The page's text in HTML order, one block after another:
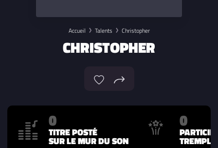
Accueil Talents Christopher
CHRISTOPHER
0
TITRE POSTÉ
SUR LE MUR DU SON
0